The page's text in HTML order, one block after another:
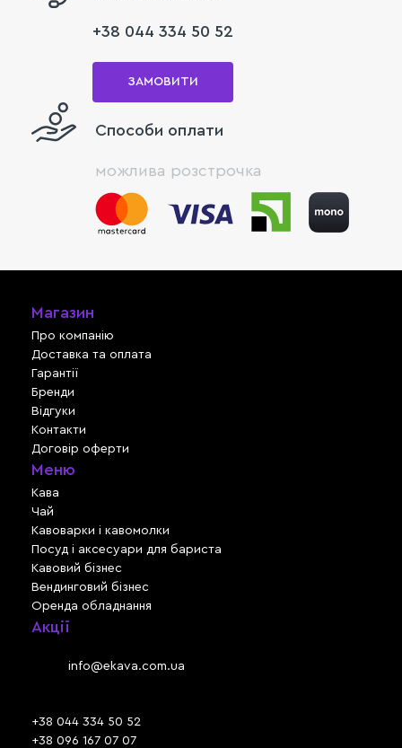
+38 044 334 50 52
ЗАМОВИТИ
Способи оплати
можлива розстрочка
Магазин
Про компанію
Доставка та оплата
Гарантії
Бренди
Відгуки
Контакти
Договір оферти
Меню
Кава
Чай
Кавоварки і кавомолки
Посуд і аксесуари для бариста
Кавовий бізнес
Вендинговий бізнес
Оренда обладнання
Акції
info@ekava.com.ua
+38 044 334 50 52
+38 096 167 07 07